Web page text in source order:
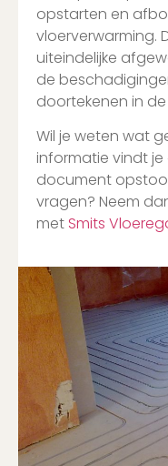
opstarten en
vloerverwarming.
uiteindelijke
de
doortekenen in
Wil je weten wat
informatie vindt
document
vragen? Neem
met Smits